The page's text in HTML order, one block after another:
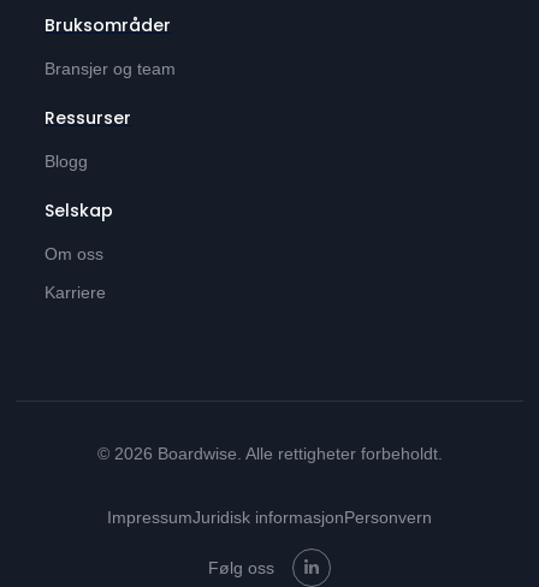
Bruksområder
Bransjer og team
Ressurser
Blogg
Selskap
Om oss
Karriere
© 2026 Boardwise. Alle rettigheter forbeholdt.
ImpressumJuridisk informasjonPersonvern
Følg oss